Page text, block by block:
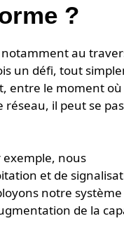
?
au
un défi, tout
entre le moment où
réseau, il peut se
nous
et de
notre système
de la